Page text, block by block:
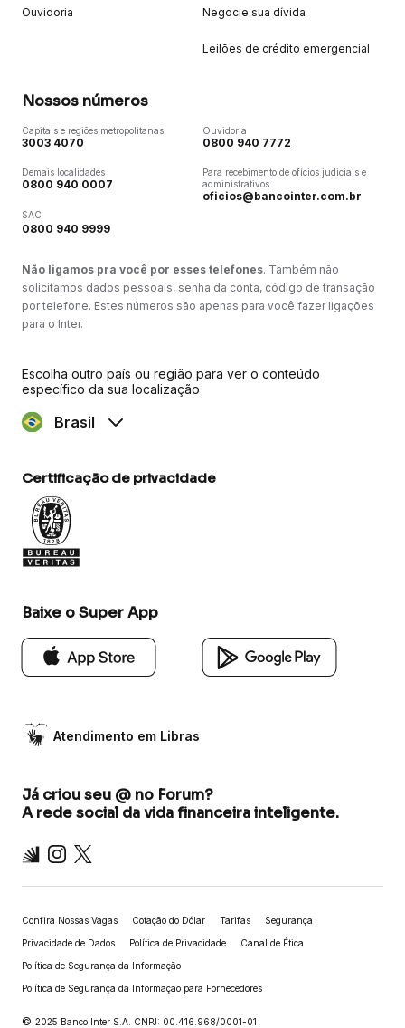
Ouvidoria Negocie sua dívida
Leilões de crédito emergencial
Nossos números
Capitais e regiões metropolitanas
3003 4070
Demais localidades
0800 940 0007
SAC
0800 940 9999
Ouvidoria
0800 940 7772
Para recebimento de ofícios judiciais e
administrativos
oficios@bancointer.com.br
Não ligamos pra você por esses telefones. Também não
solicitamos dados pessoais, senha da conta, código de transação
por telefone. Estes números são apenas para você fazer ligações
para o Inter.
Escolha outro país ou região para ver o conteúdo
específico da sua localização
Brasil
Certificação de privacidade
Baixe o Super App
Atendimento em Libras
Já criou seu @ no Forum?
A rede social da vida financeira inteligente.
Inter Instagram
X
Confira Nossas Vagas Cotação do Dólar Tarifas Segurança
Privacidade de Dados Política de Privacidade Canal de Ética
Política de Segurança da Informação
Política de Segurança da Informação para Fornecedores
© 2025 Banco Inter S.A. CNPJ: 00.416.968/0001-01